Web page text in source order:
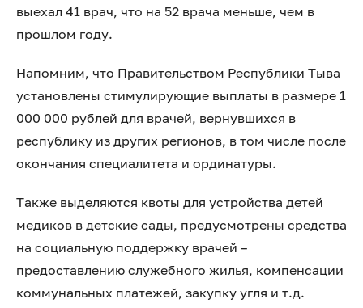
выехал 41 врач, что на 52 врача меньше, чем в
прошлом году.
Напомним, что Правительством Республики Тыва
установлены стимулирующие выплаты в размере 1
000 000 рублей для врачей, вернувшихся в
республику из других регионов, в том числе после
окончания специалитета и ординатуры.
Также выделяются квоты для устройства детей
медиков в детские сады, предусмотрены средства
на социальную поддержку врачей –
предоставлению служебного жилья, компенсации
коммунальных платежей, закупку угля и т.д.